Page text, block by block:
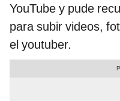
YouTube y pude
para subir videos,
el youtuber.